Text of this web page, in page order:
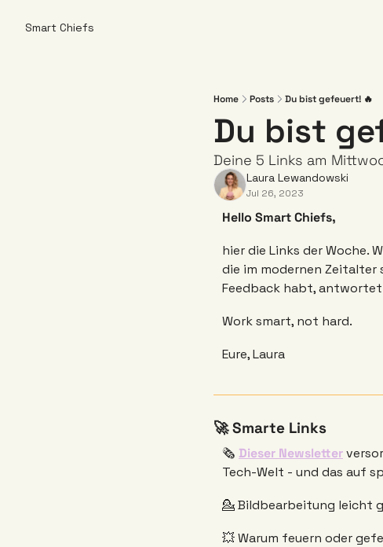
Smart Chiefs
Home Posts Du bist gefeuert! 🔥
Du bist
Deine 5 Links am
Laura Lewandowski
Jul 26, 2023
Hello Smart Chiefs,
hier die Links der Woche.
die im modernen
Feedback habt, antwortet
Work smart, not hard.
Eure, Laura
🚀 Smarte Links
🗞️ Dieser Newsletter
Tech-Welt - und das auf
💁 Bildbearbeitung leicht
💥 Warum feuern oder